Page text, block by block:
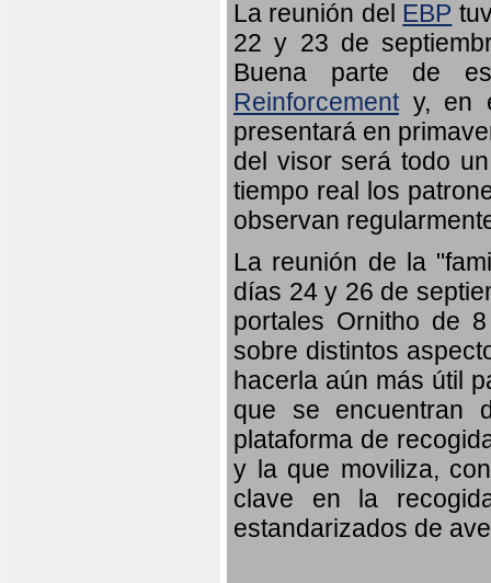
La reunión del EBP
22 y 23 de
Buena parte de
Reinforcementy, en
presentará en
del visor será todo
tiempo real los
observan
La reunión de la
días 24 y 26 de
portales Ornitho de
sobre distintos
hacerla aún más útil
que se encuentran
plataforma de
y la que moviliza,
clave en la
estandarizados de